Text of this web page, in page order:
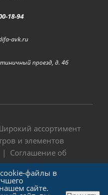
18-94
avk.ru
проезд, д. 4б
ассортимент
и элементов
| Соглашение об
в отношении
данных
файлы в
сайте.